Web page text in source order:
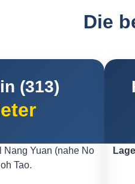
Die
(313)
Nang Yuan (nahe No
Tao.